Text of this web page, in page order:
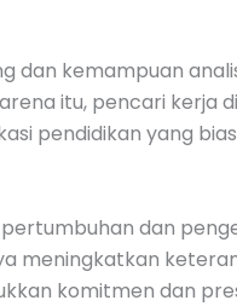
kemampuan
itu, pencari kerja
pendidikan yang
dan
meningkatkan
komitmen dan